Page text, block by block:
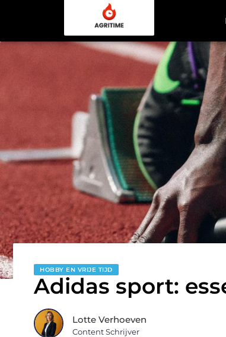
HOBBY EN VRIJE TIJD
Adidas sport:
Lotte Verhoeven
Content Schrijver